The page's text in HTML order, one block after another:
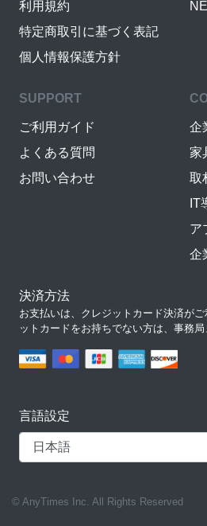
利用規約
特定商取引に基づく表記
個人情報保護方針
SUPPORT
ご利用ガイド
よくある質問
お問い合わせ
企
家
取
IT
ア
企
決済方法
お支払いは、クレジットカード決済が
ットカードをお持ちでない方は、事務局
言語設定
© AnyTimes Inc. All Rights Reserved